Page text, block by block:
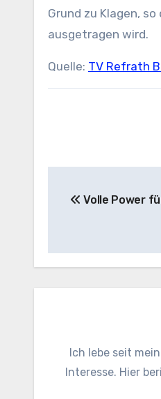
Grund zu Klagen,
ausgetragen wird.
Quelle: TV Refrath
Volle Power
Ich lebe seit
Interesse. Hier